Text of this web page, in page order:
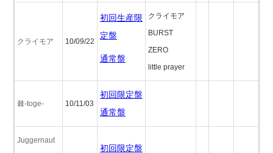
クライモア 10/09/22
初回生産限
定盤
通常盤
クライモア
BURST
ZERO
little prayer
棘-toge- 10/11/03
初回限定盤
通常盤
Juggernaut
初回限定盤